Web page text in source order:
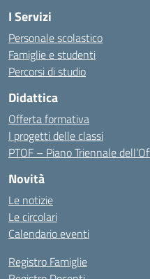
I Servizi
Personale scolastico
Famiglie e studenti
Percorsi di studio
Didattica
Offerta formativa
I progetti delle classi
PTOF – Piano Triennale
Novità
Le notizie
Le circolari
Calendario eventi
Registro Famiglie